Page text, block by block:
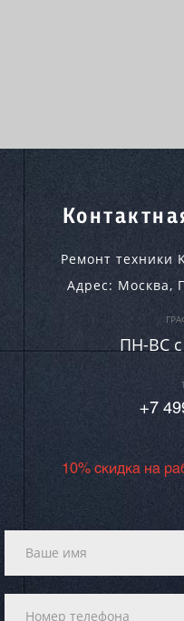
Ремонт техники
Адрес: Москва,
ПН-ВC c
+7
10% скидка на